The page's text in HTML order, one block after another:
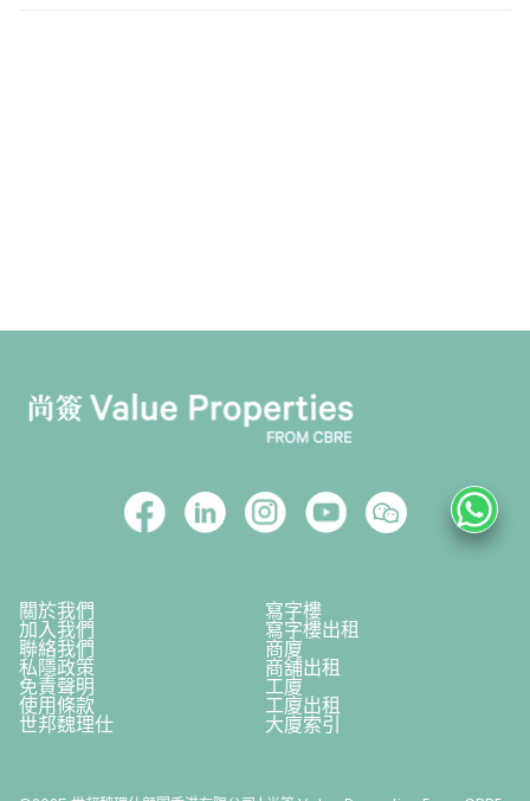
關於我們 寫字樓
加入我們 寫字樓出租
聯絡我們 商廈
私隱政策 商舖出租
免責聲明 工廈
使用條款 工廈出租
世邦魏理仕 大廈索引